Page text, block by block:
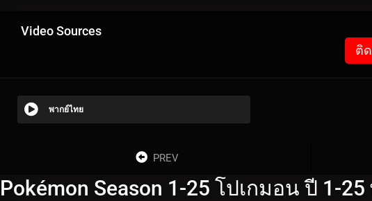
Video Sources
ติ
พากย์ไทย
PREV
Pokémon Season 1-25 โปเกมอน ปี 1-